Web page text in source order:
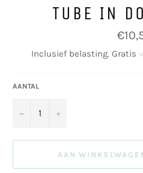
TUBE IN
prijs
Inclusief belasting. Gratis
AANTAL
− +
AAN